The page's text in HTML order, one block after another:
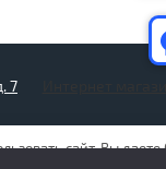
7
сайт, Вы